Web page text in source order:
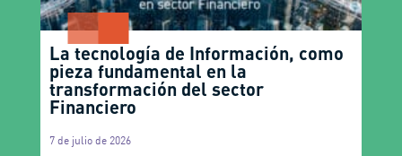
La tecnología de Información, como
pieza fundamental en la
transformación del sector
Financiero
7 de julio de 2026